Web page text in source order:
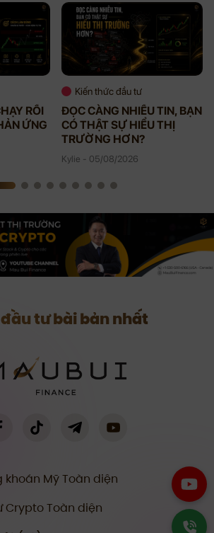
RỒI
ỨNG
Kiến thức đầu tư
ĐỌC CÀNG NHIỀU TIN, BẠN
CÓ THẬT SỰ HIỂU THỊ
TRƯỜNG HƠN?
Kylie - 05/08/2026
tư bài bản nhất
khoán Mỹ Toàn diện
Crypto Toàn diện